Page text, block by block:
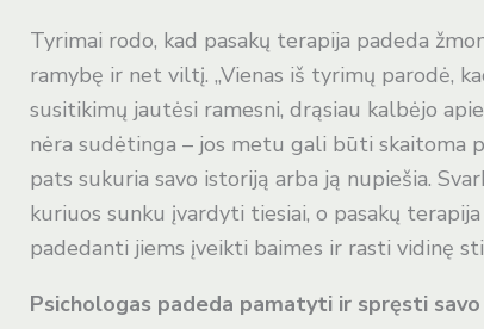
Tyrimai rodo, kad pasakų terapija padeda
ramybę ir net viltį. „Vienas iš tyrimų parodė,
susitikimų jautėsi ramesni, drąsiau kalbėjo
nėra sudėtinga – jos metu gali būti skaitoma
pats sukuria savo istoriją arba ją nupiešia.
kuriuos sunku įvardyti tiesiai, o pasakų
padedanti jiems įveikti baimes ir rasti vidinę
Psichologas padeda pamatyti ir spręsti